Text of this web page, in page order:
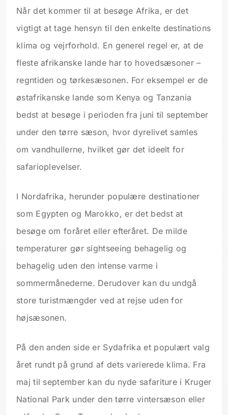
Når det kommer til at besøge Afrika, er det
vigtigt at tage hensyn til den enkelte destinations
klima og vejrforhold. En generel regel er, at de
fleste afrikanske lande har to hovedsæsoner –
regntiden og tørkesæsonen. For eksempel er de
østafrikanske lande som Kenya og Tanzania
bedst at besøge i perioden fra juni til september
under den tørre sæson, hvor dyrelivet samles
om vandhullerne, hvilket gør det ideelt for
safarioplevelser.
I Nordafrika, herunder populære destinationer
som Egypten og Marokko, er det bedst at
besøge om foråret eller efteråret. De milde
temperaturer gør sightseeing behagelig og
behagelig uden den intense varme i
sommermånederne. Derudover kan du undgå
store turistmængder ved at rejse uden for
højsæsonen.
På den anden side er Sydafrika et populært valg
året rundt på grund af dets varierede klima. Fra
maj til september kan du nyde safariture i Kruger
National Park under den tørre vintersæson eller